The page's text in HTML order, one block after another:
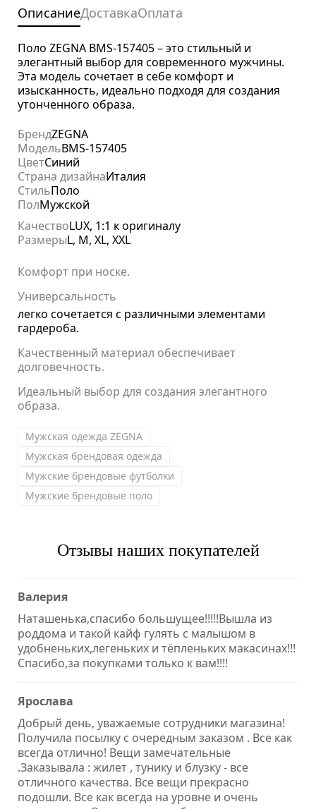
ОписаниеДоставкаОплата
Поло ZEGNA BMS-157405 – это стильный и
элегантный выбор для современного мужчины.
Эта модель сочетает в себе комфорт и
изысканность, идеально подходя для создания
утонченного образа.
БрендZEGNA
МодельBMS-157405
ЦветСиний
Страна дизайнаИталия
СтильПоло
ПолМужской
КачествоLUX, 1:1 к оригиналу
РазмерыL, M, XL, XXL
Комфорт при носке.
Универсальность
легко сочетается с различными элементами
гардероба.
Качественный материал обеспечивает
долговечность.
Идеальный выбор для создания элегантного
образа.
Мужская одежда ZEGNA
Мужская брендовая одежда
Мужские брендовые футболки
Мужские брендовые поло
Отзывы наших покупателей
Валерия
Наташенька,спасибо большущее!!!!!Вышла из
роддома и такой кайф гулять с малышом в
удобненьких,легеньких и тёпленьких макасинах!!!
Спасибо,за покупками только к вам!!!!
Ярослава
Добрый день, уважаемые сотрудники магазина!
Получила посылку с очередным заказом . Все как
всегда отлично! Вещи замечательные
.Заказывала : жилет , тунику и блузку - все
отличного качества. Все вещи прекрасно
подошли. Все как всегда на уровне и очень